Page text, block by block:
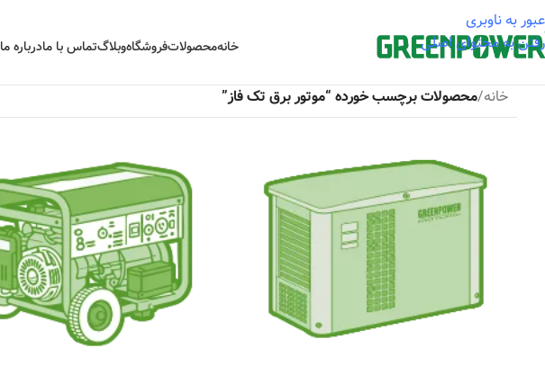
عبور به ناوبری
رفتن به محتوای اصلی
خانهمحصولاتفروشگاهوبلاگتماس با مادرباره ما
خانه/محصولات برچسب خورده “موتور برق تک فاز”